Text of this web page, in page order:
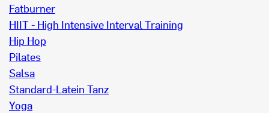
Fatburner
HIIT - High Intensive Interval Training
Hip Hop
Pilates
Salsa
Standard-Latein Tanz
Yoga